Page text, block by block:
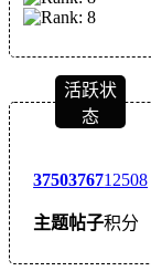
活跃状
态
3750
主题
3767
帖子
12508
积分